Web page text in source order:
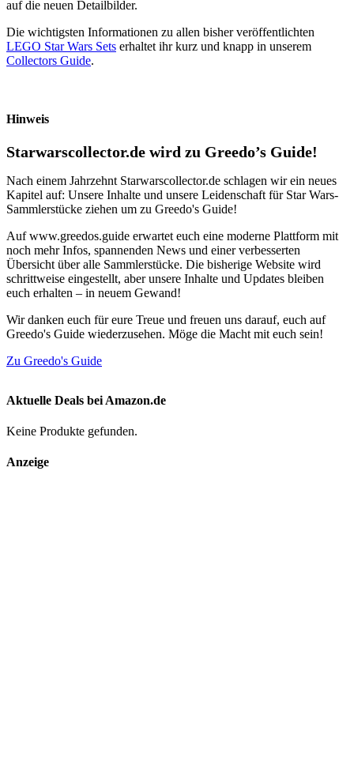
auf die neuen Detailbilder.
Die wichtigsten Informationen zu allen bisher veröffentlichten
LEGO Star Wars Sets erhaltet ihr kurz und knapp in unserem
Collectors Guide.
Hinweis
Starwarscollector.de wird zu Greedo’s Guide!
Nach einem Jahrzehnt Starwarscollector.de schlagen wir ein neues
Kapitel auf: Unsere Inhalte und unsere Leidenschaft für Star Wars-
Sammlerstücke ziehen um zu Greedo's Guide!
Auf www.greedos.guide erwartet euch eine moderne Plattform mit
noch mehr Infos, spannenden News und einer verbesserten
Übersicht über alle Sammlerstücke. Die bisherige Website wird
schrittweise eingestellt, aber unsere Inhalte und Updates bleiben
euch erhalten – in neuem Gewand!
Wir danken euch für eure Treue und freuen uns darauf, euch auf
Greedo's Guide wiederzusehen. Möge die Macht mit euch sein!
Zu Greedo's Guide
Aktuelle Deals bei Amazon.de
Keine Produkte gefunden.
Anzeige